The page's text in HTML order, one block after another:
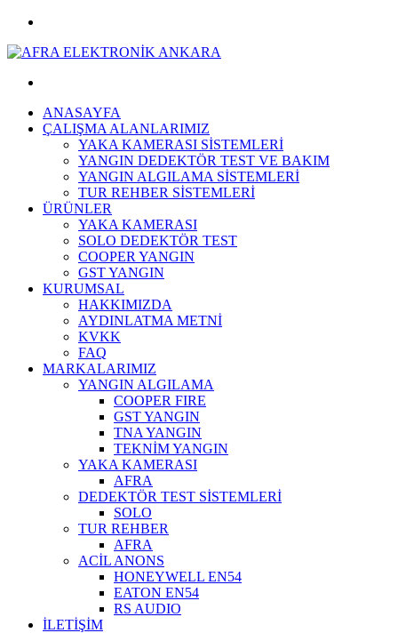
ANASAYFA
ÇALIŞMA ALANLARIMIZ
YAKA KAMERASI SİSTEMLERİ
YANGIN DEDEKTÖR TEST VE BAKIM
YANGIN ALGILAMA SİSTEMLERİ
TUR REHBER SİSTEMLERİ
ÜRÜNLER
YAKA KAMERASI
SOLO DEDEKTÖR TEST
COOPER YANGIN
GST YANGIN
KURUMSAL
HAKKIMIZDA
AYDINLATMA METNİ
KVKK
FAQ
MARKALARIMIZ
YANGIN ALGILAMA
COOPER FIRE
GST YANGIN
TNA YANGIN
TEKNİM YANGIN
YAKA KAMERASI
AFRA
DEDEKTÖR TEST SİSTEMLERİ
SOLO
TUR REHBER
AFRA
ACİL ANONS
HONEYWELL EN54
EATON EN54
RS AUDIO
İLETİŞİM